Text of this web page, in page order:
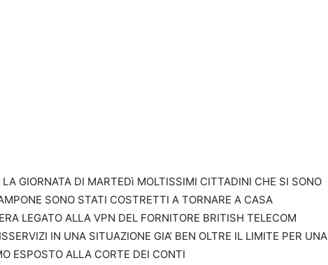
GIORNATA DI MARTEDì MOLTISSIMI CITTADINI CHE SI SONO
SONO STATI COSTRETTI A TORNARE A CASA
LEGATO ALLA VPN DEL FORNITORE BRITISH TELECOM
IN UNA SITUAZIONE GIA’ BEN OLTRE IL LIMITE PER UNA
ESPOSTO ALLA CORTE DEI CONTI